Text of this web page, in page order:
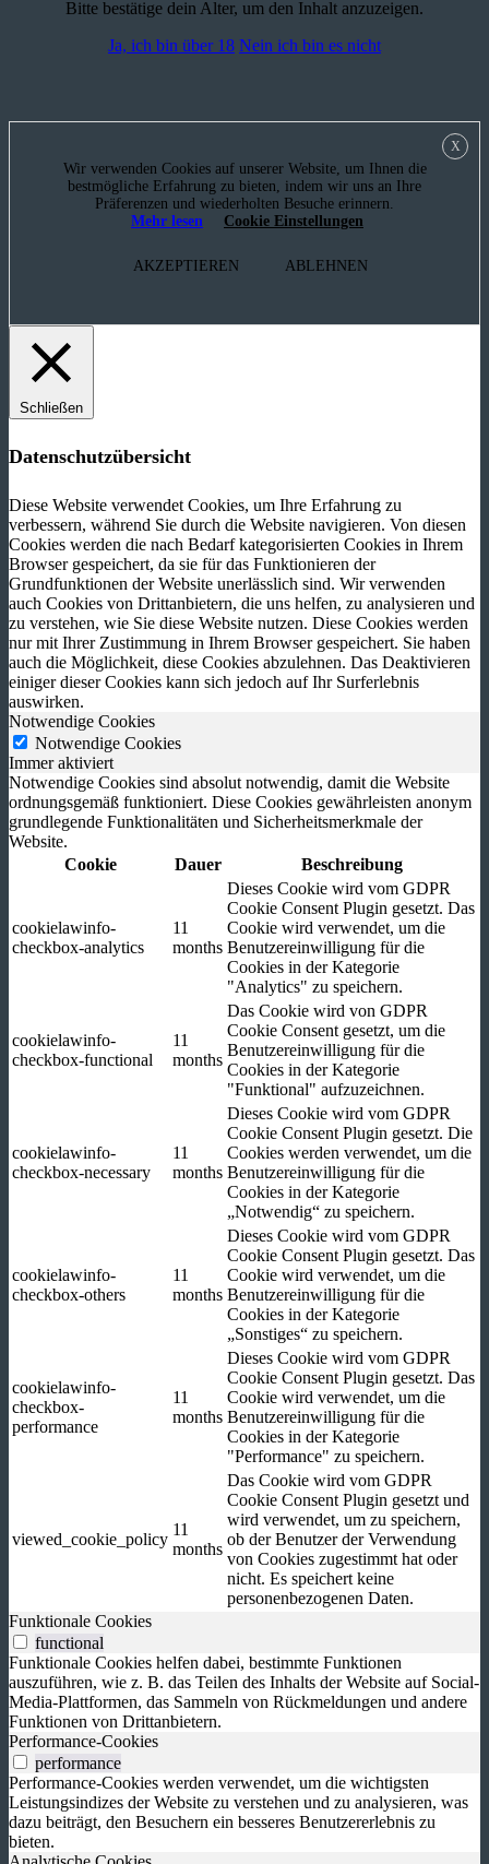
Bitte bestätige dein Alter, um den Inhalt anzuzeigen.
Ja, ich bin über 18 Nein ich bin es nicht
X
Wir verwenden Cookies auf unserer Website, um Ihnen die
bestmögliche Erfahrung zu bieten, indem wir uns an Ihre
Präferenzen und wiederholten Besuche erinnern.
Mehr lesen
Cookie Einstellungen
AKZEPTIEREN ABLEHNEN
Schließen
Datenschutzübersicht
Diese Website verwendet Cookies, um Ihre Erfahrung zu
verbessern, während Sie durch die Website navigieren. Von diesen
Cookies werden die nach Bedarf kategorisierten Cookies in Ihrem
Browser gespeichert, da sie für das Funktionieren der
Grundfunktionen der Website unerlässlich sind. Wir verwenden
auch Cookies von Drittanbietern, die uns helfen, zu analysieren und
zu verstehen, wie Sie diese Website nutzen. Diese Cookies werden
nur mit Ihrer Zustimmung in Ihrem Browser gespeichert. Sie haben
auch die Möglichkeit, diese Cookies abzulehnen. Das Deaktivieren
einiger dieser Cookies kann sich jedoch auf Ihr Surferlebnis
auswirken.
Notwendige Cookies
Notwendige Cookies
Immer aktiviert
Notwendige Cookies sind absolut notwendig, damit die Website
ordnungsgemäß funktioniert. Diese Cookies gewährleisten anonym
grundlegende Funktionalitäten und Sicherheitsmerkmale der
Website.
Cookie
Dauer Beschreibung
cookielawinfo-
checkbox-analytics
11
months
Dieses Cookie wird vom GDPR
Cookie Consent Plugin gesetzt. Das
Cookie wird verwendet, um die
Benutzereinwilligung für die
Cookies in der Kategorie
"Analytics" zu speichern.
cookielawinfo-
checkbox-functional
11
months
Das Cookie wird von GDPR
Cookie Consent gesetzt, um die
Benutzereinwilligung für die
Cookies in der Kategorie
"Funktional" aufzuzeichnen.
cookielawinfo-
checkbox-necessary
11
months
Dieses Cookie wird vom GDPR
Cookie Consent Plugin gesetzt. Die
Cookies werden verwendet, um die
Benutzereinwilligung für die
Cookies in der Kategorie
„Notwendig“ zu speichern.
cookielawinfo-
checkbox-others
11
months
Dieses Cookie wird vom GDPR
Cookie Consent Plugin gesetzt. Das
Cookie wird verwendet, um die
Benutzereinwilligung für die
Cookies in der Kategorie
„Sonstiges“ zu speichern.
cookielawinfo-
checkbox-
performance
11
months
Dieses Cookie wird vom GDPR
Cookie Consent Plugin gesetzt. Das
Cookie wird verwendet, um die
Benutzereinwilligung für die
Cookies in der Kategorie
"Performance" zu speichern.
viewed_cookie_policy
11
months
Das Cookie wird vom GDPR
Cookie Consent Plugin gesetzt und
wird verwendet, um zu speichern,
ob der Benutzer der Verwendung
von Cookies zugestimmt hat oder
nicht. Es speichert keine
personenbezogenen Daten.
Funktionale Cookies
functional
Funktionale Cookies helfen dabei, bestimmte Funktionen
auszuführen, wie z. B. das Teilen des Inhalts der Website auf Social-
Media-Plattformen, das Sammeln von Rückmeldungen und andere
Funktionen von Drittanbietern.
Performance-Cookies
performance
Performance-Cookies werden verwendet, um die wichtigsten
Leistungsindizes der Website zu verstehen und zu analysieren, was
dazu beiträgt, den Besuchern ein besseres Benutzererlebnis zu
bieten.